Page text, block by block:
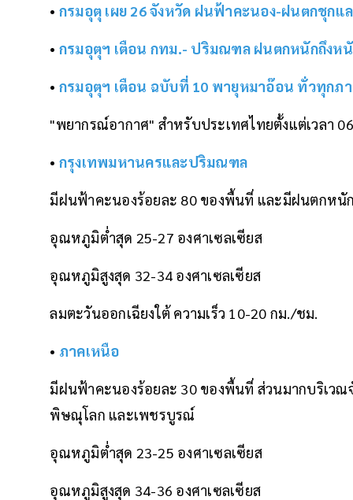
• กรมอุตุ เผย 26 จังหวัด ฝนฟ้าคะนอง-ฝนตกชุกแ
• กรมอุตุฯ เตือน กทม.- ปริมณฑล ฝนตกหนักถึงห
• กรมอุตุฯ เตือน ฉบับที่ 10 พายุหมาอ๊อน ทั่วทุกภ
"พยากรณ์อากาศ" สำหรับประเทศไทยตั้งแต่เวลา
• กรุงเทพมหานครและปริมณฑล
มีฝนฟ้าคะนองร้อยละ 80 ของพื้นที่ และมีฝนตกหนั
อุณหภูมิต่ำสุด 25-27 องศาเซลเซียส
อุณหภูมิสูงสุด 32-34 องศาเซลเซียส
ลมตะวันออกเฉียงใต้ ความเร็ว 10-20 กม./ชม.
• ภาคเหนือ
มีฝนฟ้าคะนองร้อยละ 30 ของพื้นที่ ส่วนมากบริเว
พิษณุโลก และเพชรบูรณ์
อุณหภูมิต่ำสุด 23-25 องศาเซลเซียส
อุณหภูมิสูงสุด 34-36 องศาเซลเซียส